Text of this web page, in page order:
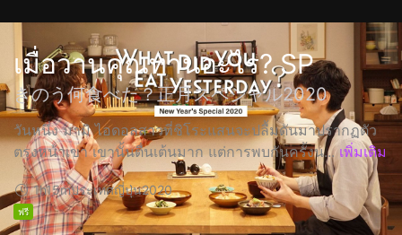
เมื่อวานคุณทานอะไร? SP
きのう何食べた？正月スペシャル2020
วันหนึ่ง มามิ ไอดอลสาวที่ชิโระแสนจะปลื้มดันมาปรากฏตัว
ตรงหน้าเขา เขานั้นตื่นเต้นมาก แต่การพบกันครั้งน... เพิ่มเติม
1h15mประเทศญี่ปุ่น2020
ฟรี